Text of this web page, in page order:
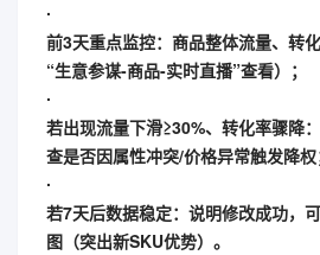
∙
前3天重点监控：商品整体流量、转
“生意参谋-商品-实时直播”查看）；
∙
若出现流量下滑≥30%、转化率骤降
查是否因属性冲突/价格异常触发降权
∙
若7天后数据稳定：说明修改成功，
图（突出新SKU优势）。